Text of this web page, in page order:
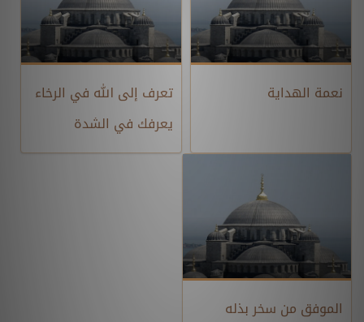
نعمة الهداية
تعرف إلى الله في الرخاء
يعرفك في الشدة
الموفق من سخر بذله